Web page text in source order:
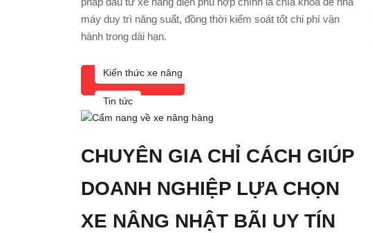
máy duy trì năng suất, đồng thời kiểm soát tốt chi phí vận
hành trong dài hạn.
XEM THÊM
Kiến thức xe nâng
Tin tức
CHUYÊN GIA CHỈ CÁCH GIÚP
DOANH NGHIỆP LỰA CHỌN
XE NÂNG NHẬT BÃI UY TÍN